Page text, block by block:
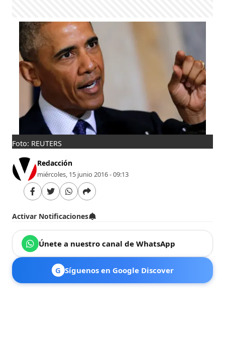
Foto: REUTERS
Redacción
miércoles, 15 junio 2016 - 09:13
Activar Notificaciones
Únete a nuestro canal de WhatsApp
G Síguenos en Google Discover